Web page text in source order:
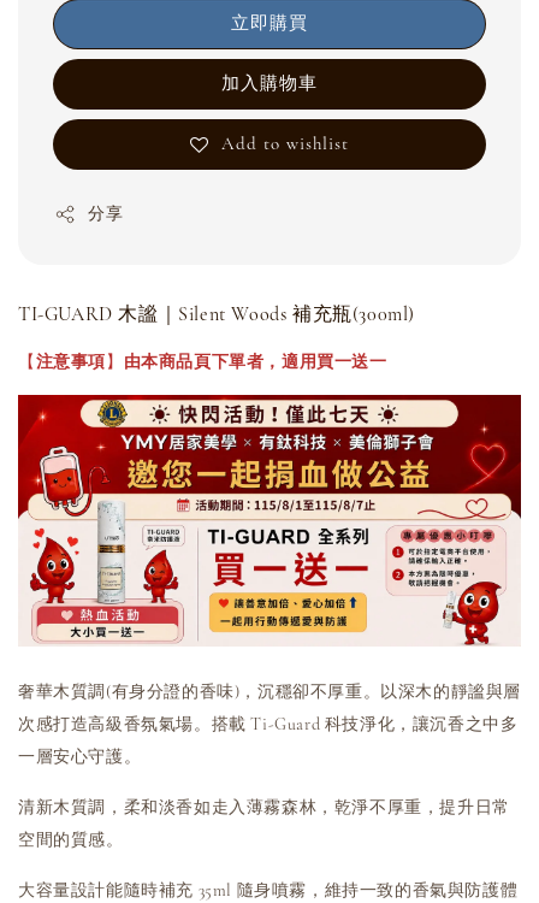
立即購買
加入購物車
Add to wishlist
分享
TI-GUARD 木謐｜Silent Woods 補充瓶(300ml)
【注意事項】 由本商品頁下單者，適用買一送一
奢華木質調(有身分證的香味)，沉穩卻不厚重。以深木的靜謐與層
次感打造高級香氛氣場。搭載 Ti-Guard 科技淨化，讓沉香之中多
一層安心守護。
清新木質調，柔和淡香如走入薄霧森林，乾淨不厚重，提升日常
空間的質感。
大容量設計能隨時補充 35ml 隨身噴霧，維持一致的香氣與防護體